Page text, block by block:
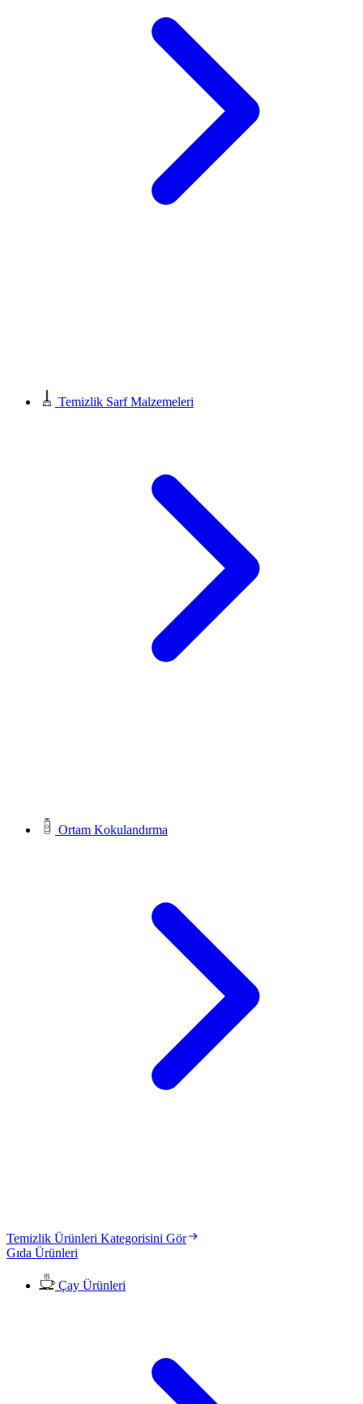
Temizlik Sarf Malzemeleri
Ortam Kokulandırma
Temizlik Ürünleri Kategorisini Gör
Gıda Ürünleri
Çay Ürünleri